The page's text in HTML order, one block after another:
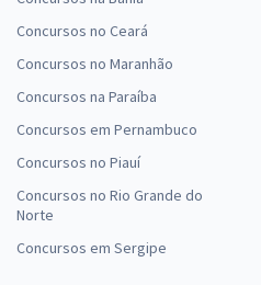
Concursos no Ceará
Concursos no Maranhão
Concursos na Paraíba
Concursos em Pernambuco
Concursos no Piauí
Concursos no Rio Grande do
Norte
Concursos em Sergipe